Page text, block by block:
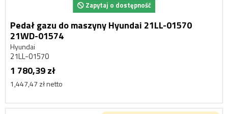
Zapytaj o dostępność
Pedał gazu do maszyny Hyundai 21LL-01570
21WD-01574
Hyundai
21LL-01570
1 780,39 zł
1,447,47 zł netto